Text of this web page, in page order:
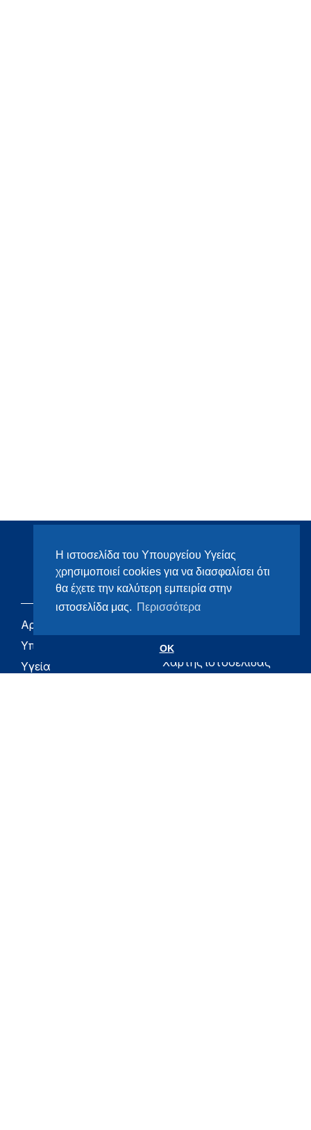
Η ιστοσελίδα του Υπουργείου Υγείας
χρησιμοποιεί cookies για να διασφαλίσει ότι
θα έχετε την καλύτερη εμπειρία στην
ιστοσελίδα μας. Περισσότερα
OK
Αρχική
Υπουργείο
Υγεία
Υγεία
Χάρτης ιστοσελίδας